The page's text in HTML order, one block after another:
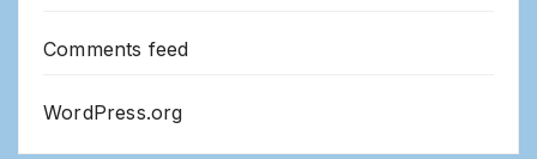
Comments feed
WordPress.org